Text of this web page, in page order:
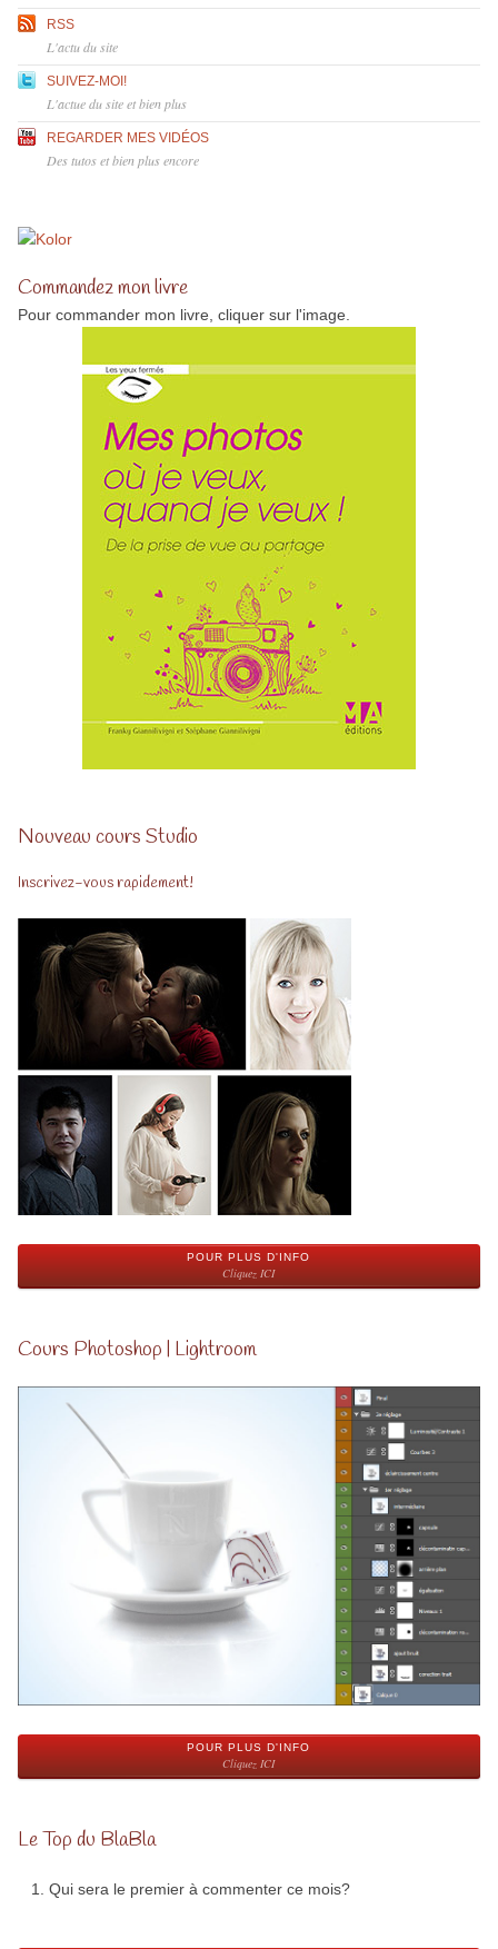
RSS
L'actu du site
SUIVEZ-MOI!
L'actue du site et bien plus
REGARDER MES VIDÉOS
Des tutos et bien plus encore
Commandez mon livre
Pour commander mon livre, cliquer sur l'image.
Nouveau cours Studio
Inscrivez-vous rapidement!
POUR PLUS D'INFO
Cliquez ICI
Cours Photoshop | Lightroom
POUR PLUS D'INFO
Cliquez ICI
Le Top du BlaBla
Qui sera le premier à commenter ce mois?